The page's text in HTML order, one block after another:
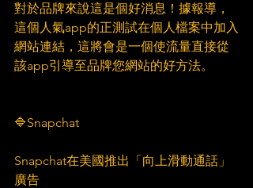
對於品牌來說這是個好消息！據報導，
這個人氣app的正測試在個人檔案中加入
網站連結，這將會是一個使流量直接從
該app引導至品牌您網站的好方法。
🔷Snapchat
Snapchat在美國推出「向上滑動通話」
廣告